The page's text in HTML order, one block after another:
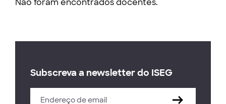
Não foram encontrados docentes.
Subscreva a newsletter do ISEG